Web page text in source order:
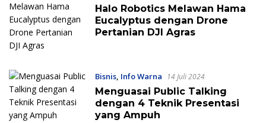
Halo Robotics Melawan Hama
Eucalyptus dengan Drone
Pertanian DJI Agras
Bisnis, Info Warna 14 Juli 2024
Menguasai Public Talking
dengan 4 Teknik Presentasi
yang Ampuh